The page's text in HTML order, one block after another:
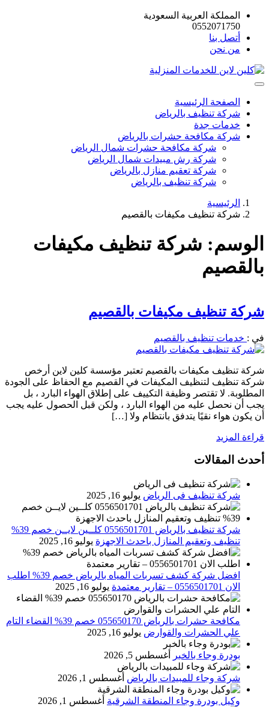
المملكة العربية السعودية
0552071750
أتصل بنا
من نحن
الصفحة الرئيسية
شركة تنظيف بالرياض
خدمات جدة
شركة مكافحة حشرات بالرياض
شركة مكافحة حشرات شمال الرياض
شركة رش مبيدات شمال الرياض
شركة تعقيم منازل بالرياض
شركة تنظيف بالرياض
الرئيسية
شركة تنظيف مكيفات بالقصيم
الوسم: شركة تنظيف مكيفات
بالقصيم
شركة تنظيف مكيفات بالقصيم
في : خدمات تنظيف بالقصيم
شركة تنظيف مكيفات بالقصيم تعتبر مؤسسة كلين لاين أرخص
شركة تنظيف لتنظيف المكيفات في القصيم مع الحفاظ على الجودة
المطلوبة. لا تقتصر وظيفة التكييف على إطلاق الهواء البارد ، بل
يجب أن نحصل عليه من الهواء البارد ، ولكن قبل الحصول عليه يجب
أن يكون هواء نقيًا يتدفق بانتظام ولا […]
قراءة المزيد
أحدث المقالات
شركة تنظيف فى الرياض يوليو 16, 2025
شركة تنظيف بالرياض 0556501701 كلــين لايــن خصم 39%
تنظيف وتعقيم المنازل باحدث الاجهزة يوليو 16, 2025
افضل شركة كشف تسربات المياه بالرياض خصم 39% اطلب
الان 0556501701‬‏ – تقارير معتمدة
يوليو 16, 2025
مكافحة حشرات بالرياض 055650170 خصم 39% القضاء التام
علي الحشرات والقوارض يوليو 16, 2025
بودرة وجاء بالخبر أغسطس 5, 2026
شركة وجاء للمبيدات بالرياض أغسطس 1, 2026
وكيل بودرة وجاء المنطقة الشرقية أغسطس 1, 2026